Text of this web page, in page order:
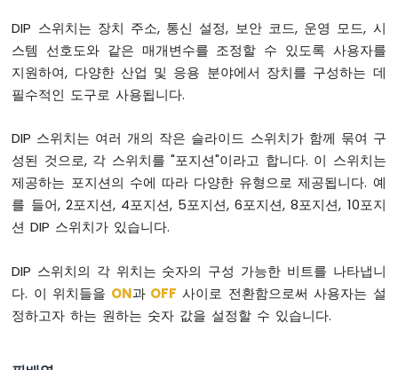
아
이
노
나
-
버
튼
-
디
바
스
아
두
나
DIP 스위치는 장치 주소, 통신 설정, 보안 코드, 운영 모드, 시
스템 선호도와 같은 매개변수를 조정할 수 있도록 사용자를
지원하여, 다양한 산업 및 응용 분야에서 장치를 구성하는 데
필수적인 도구로 사용됩니다.
DIP 스위치는 여러 개의 작은 슬라이드 스위치가 함께 묶여 구
성된 것으로, 각 스위치를 "포지션"이라고 합니다. 이 스위치는
제공하는 포지션의 수에 따라 다양한 유형으로 제공됩니다. 예
를 들어, 2포지션, 4포지션, 5포지션, 6포지션, 8포지션, 10포지
션 DIP 스위치가 있습니다.
DIP 스위치의 각 위치는 숫자의 구성 가능한 비트를 나타냅니
다. 이 위치들을 ON과OFF 사이로 전환함으로써 사용자는 설
정하고자 하는 원하는 숫자 값을 설정할 수 있습니다.